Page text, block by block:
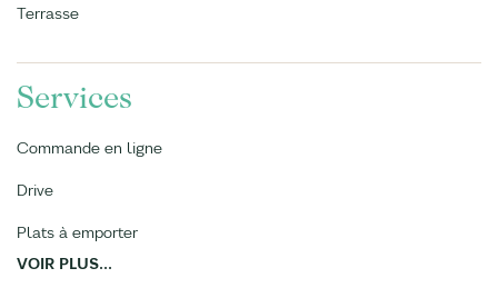
Terrasse
Services
Commande en ligne
Drive
Plats à emporter
VOIR PLUS...